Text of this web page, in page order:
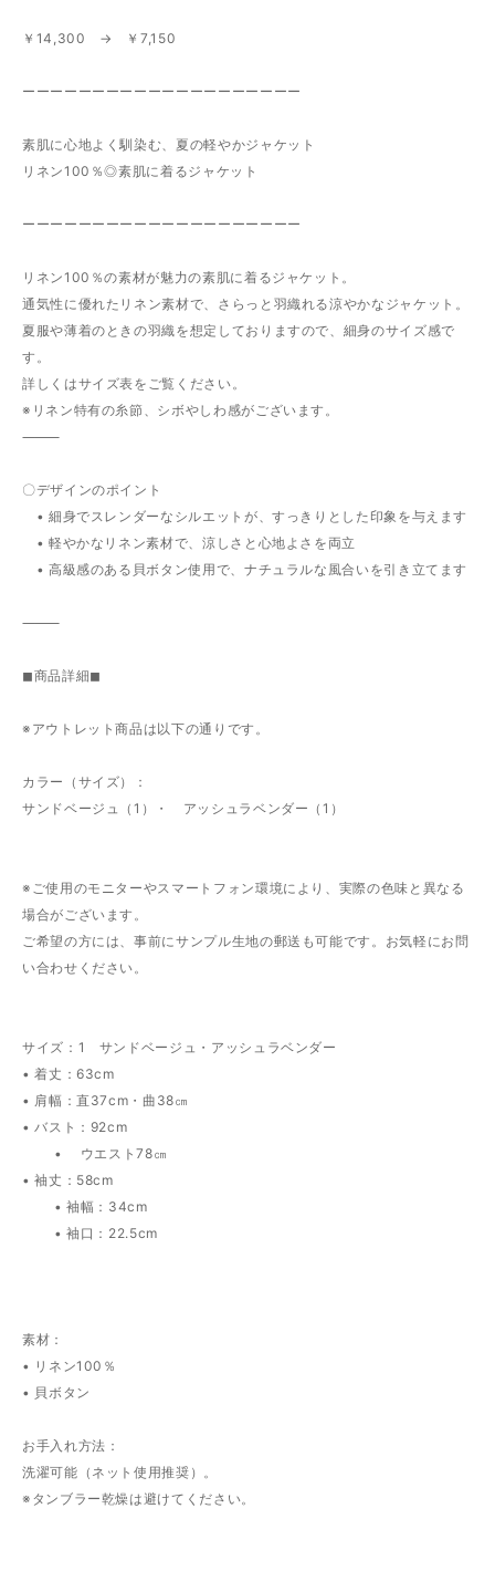
￥14,300 → ￥7,150
ーーーーーーーーーーーーーーーーーーーー
素肌に心地よく馴染む、夏の軽やかジャケット
リネン100％◎素肌に着るジャケット
ーーーーーーーーーーーーーーーーーーーー
リネン100％の素材が魅力の素肌に着るジャケット。
通気性に優れたリネン素材で、さらっと羽織れる涼やかなジャケット。
夏服や薄着のときの羽織を想定しておりますので、細身のサイズ感で
す。
詳しくはサイズ表をご覧ください。
※リネン特有の糸節、シボやしわ感がございます。
⸻
〇デザインのポイント
• 細身でスレンダーなシルエットが、すっきりとした印象を与えます
• 軽やかなリネン素材で、涼しさと心地よさを両立
• 高級感のある貝ボタン使用で、ナチュラルな風合いを引き立てます
⸻
◼︎商品詳細◼︎
※アウトレット商品は以下の通りです。
カラー（サイズ）：
サンドベージュ（1）・ アッシュラベンダー（1）
※ご使用のモニターやスマートフォン環境により、実際の色味と異なる
場合がございます。
ご希望の方には、事前にサンプル生地の郵送も可能です。お気軽にお問
い合わせください。
サイズ：1 サンドベージュ・アッシュラベンダー
• 着丈：63cm
• 肩幅：直37cm・曲38㎝
• バスト：92cm
• ウエスト78㎝
• 袖丈：58cm
• 袖幅：34cm
• 袖口：22.5cm
素材：
• リネン100％
• 貝ボタン
お手入れ方法：
洗濯可能（ネット使用推奨）。
※タンブラー乾燥は避けてください。